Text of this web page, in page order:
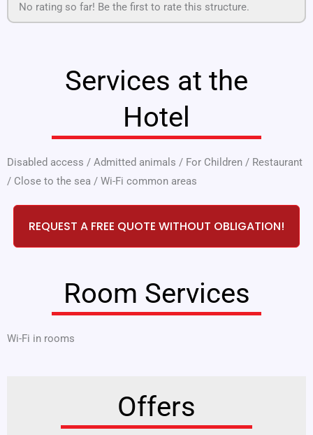
No rating so far! Be the first to rate this structure.
Services at the
Hotel
Disabled access / Admitted animals / For Children / Restaurant
/ Close to the sea / Wi-Fi common areas
REQUEST A FREE QUOTE WITHOUT OBLIGATION!
Room Services
Wi-Fi in rooms
Offers